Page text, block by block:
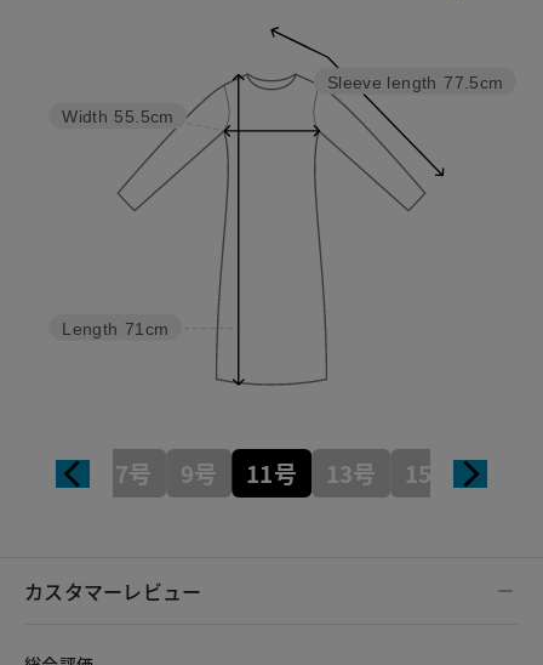
Sleeve length 77.5cm
Length 71cm
Width 55.5cm
7号 9号 11号 13号 15号
カスタマーレビュー